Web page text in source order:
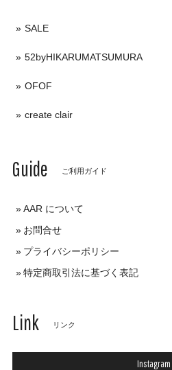
SALE
52byHIKARUMATSUMURA
OFOF
create clair
Guide ご利用ガイド
AAR について
お問合せ
プライバシーポリシー
特定商取引法に基づく表記
Link リンク
Instagram